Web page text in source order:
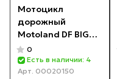
Мотоцикл
дорожный
Motoland DF BIG
BORE 300 (CBS300
с балансиром)
серый
0
Есть в наличии: 4
Арт. 00020150